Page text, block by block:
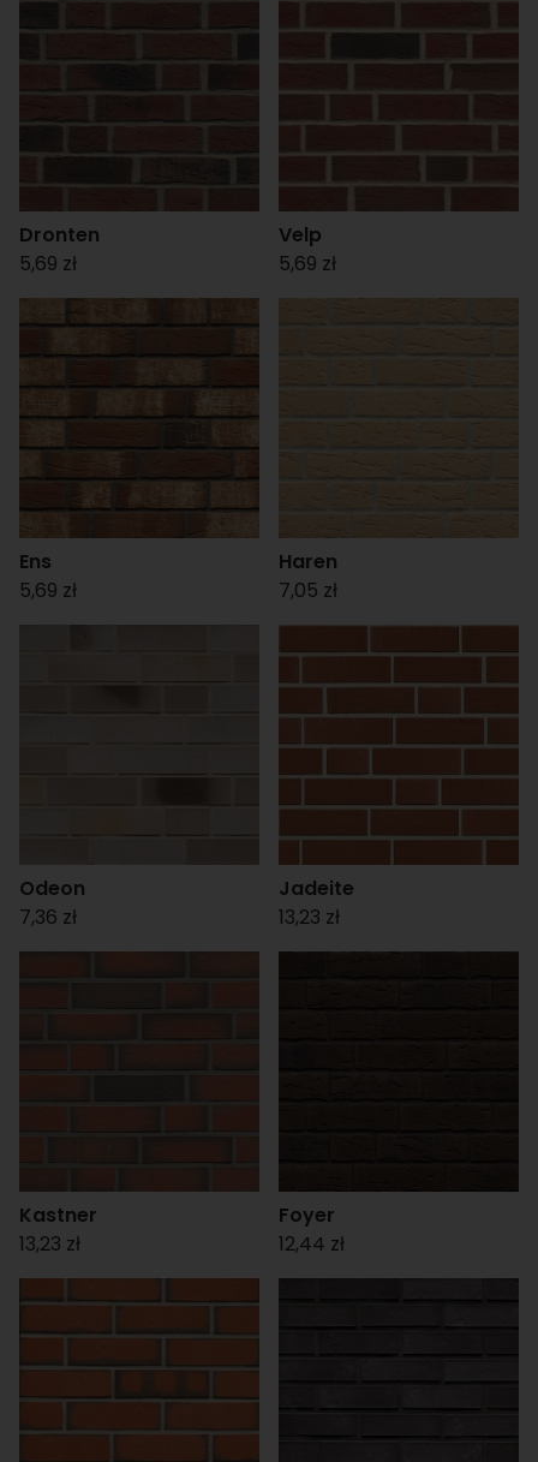
Dronten
5,69 zł
Velp
5,69 zł
Ens
5,69 zł
Haren
7,05 zł
Odeon
7,36 zł
Jadeite
13,23 zł
Kastner
13,23 zł
Foyer
12,44 zł